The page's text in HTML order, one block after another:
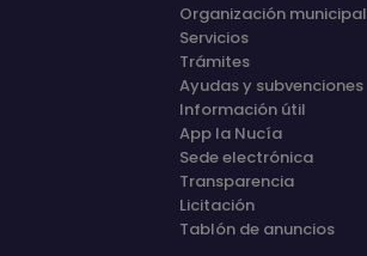
Organización municipal
Servicios
Trámites
Ayudas y subvenciones
Información útil
App la Nucía
Sede electrónica
Transparencia
Licitación
Tablón de anuncios